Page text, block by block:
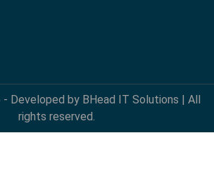
Developed by BHead IT Solutions | All
rights reserved.